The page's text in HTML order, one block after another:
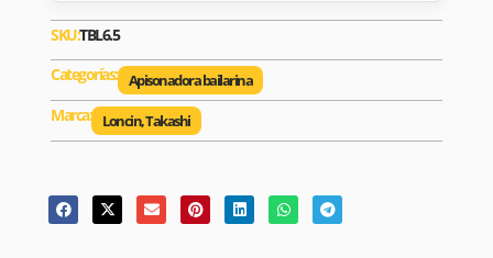
SKU:TBL6.5
Categorías: Apisonadora bailarina
Marca: Loncin,Takashi